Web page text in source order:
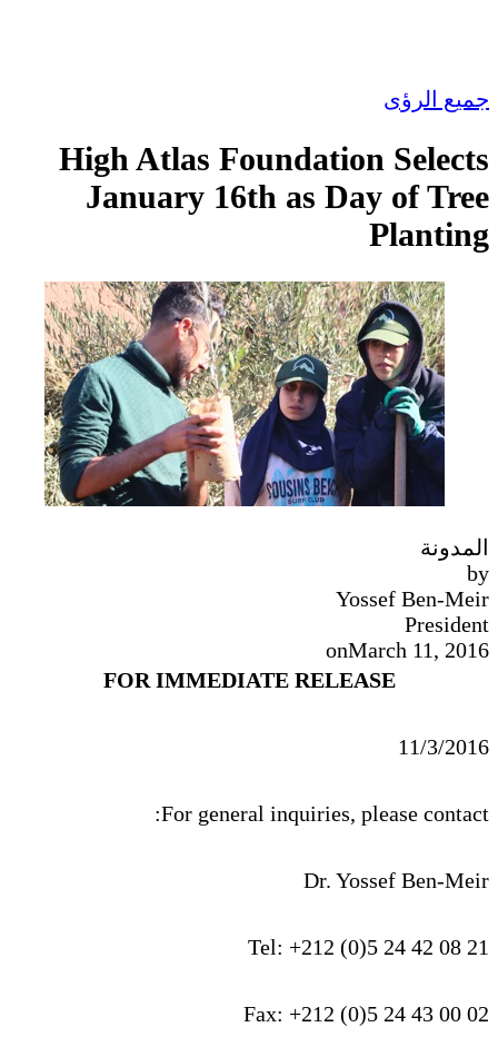
جميع الرؤى
High Atlas Foundation Selects
January 16th as Day of Tree
Planting
المدونة
by
Yossef Ben-Meir
President
onMarch 11, 2016
FOR IMMEDIATE RELEASE
11/3/2016
For general inquiries, please contact:
Dr. Yossef Ben-Meir
Tel: +212 (0)5 24 42 08 21
Fax: +212 (0)5 24 43 00 02